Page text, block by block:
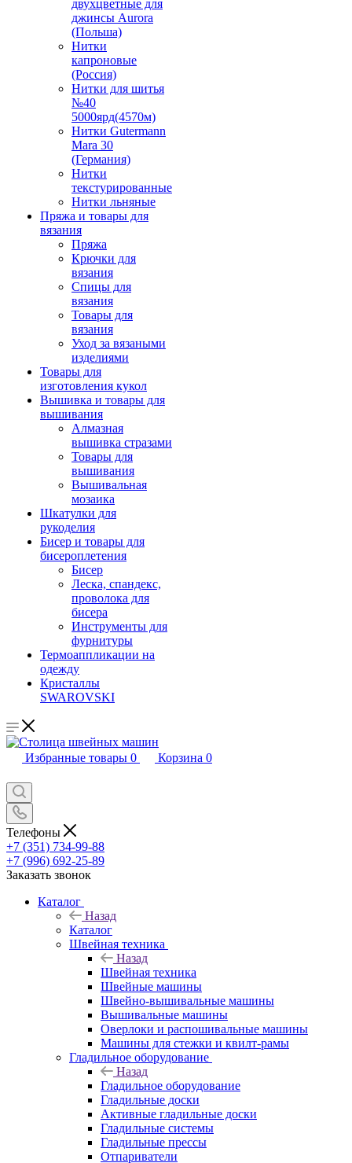
двухцветные для
джинсы Aurora
(Польша)
Нитки
капроновые
(Россия)
Нитки для шитья
№40
5000ярд(4570м)
Нитки Gutermann
Mara 30
(Германия)
Нитки
текстурированные
Нитки льняные
Пряжа и товары для
вязания
Пряжа
Крючки для
вязания
Спицы для
вязания
Товары для
вязания
Уход за вязаными
изделиями
Товары для
изготовления кукол
Вышивка и товары для
вышивания
Алмазная
вышивка стразами
Товары для
вышивания
Вышивальная
мозаика
Шкатулки для
рукоделия
Бисер и товары для
бисероплетения
Бисер
Леска, спандекс,
проволока для
бисера
Инструменты для
фурнитуры
Термоаппликации на
одежду
Кристаллы
SWAROVSKI
Избранные товары 0 Корзина 0
Телефоны
+7 (351) 734-99-88
+7 (996) 692-25-89
Заказать звонок
Каталог
Назад
Каталог
Швейная техника
Назад
Швейная техника
Швейные машины
Швейно-вышивальные машины
Вышивальные машины
Оверлоки и распошивальные машины
Машины для стежки и квилт-рамы
Гладильное оборудование
Назад
Гладильное оборудование
Гладильные доски
Активные гладильные доски
Гладильные системы
Гладильные прессы
Отпариватели